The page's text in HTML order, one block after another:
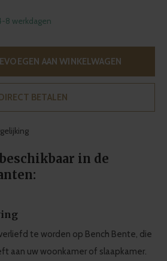
8 werkdagen
AAN WINKELWAGEN
BETALEN
in de
te worden op Bench Bente, die
aan uw woonkamer of slaapkamer.